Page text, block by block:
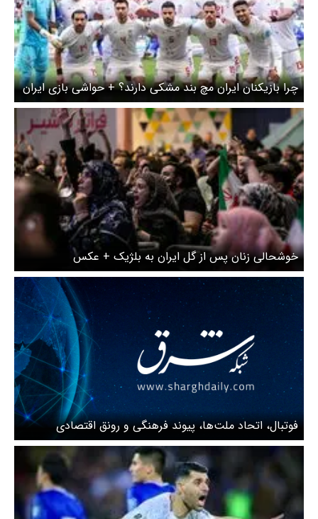
چرا بازیکنان ایران مچ بند مشکی دارند؟ + حواشی بازی ایران
مقابل مصر از بنر عجیب بیرانوند تا رفتار محمد صلاح و
طارمی هنگام ورود به زمین
خوشحالی زنان پس از گل ایران به بلژیک + عکس
فوتبال، اتحاد ملت‌ها، پیوند فرهنگی و رونق اقتصادی